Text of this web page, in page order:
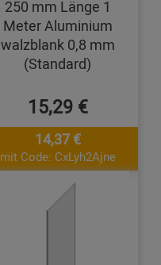
250 mm Länge 1
Meter Aluminium
walzblank 0,8 mm
(Standard)
15,29 €
14,37 €
mit Code: CxLyh2Ajne